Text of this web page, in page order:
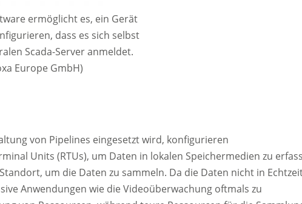
ermöglicht es, ein Gerät
dass es sich selbst
Scada-Server anmeldet.
Europe GmbH)
von Pipelines eingesetzt wird, konfigurieren
Units (RTUs), um Daten in lokalen Speichermedien zu
um die Daten zu sammeln. Da die Daten nicht in
Anwendungen wie die Videoüberwachung oftmals zu